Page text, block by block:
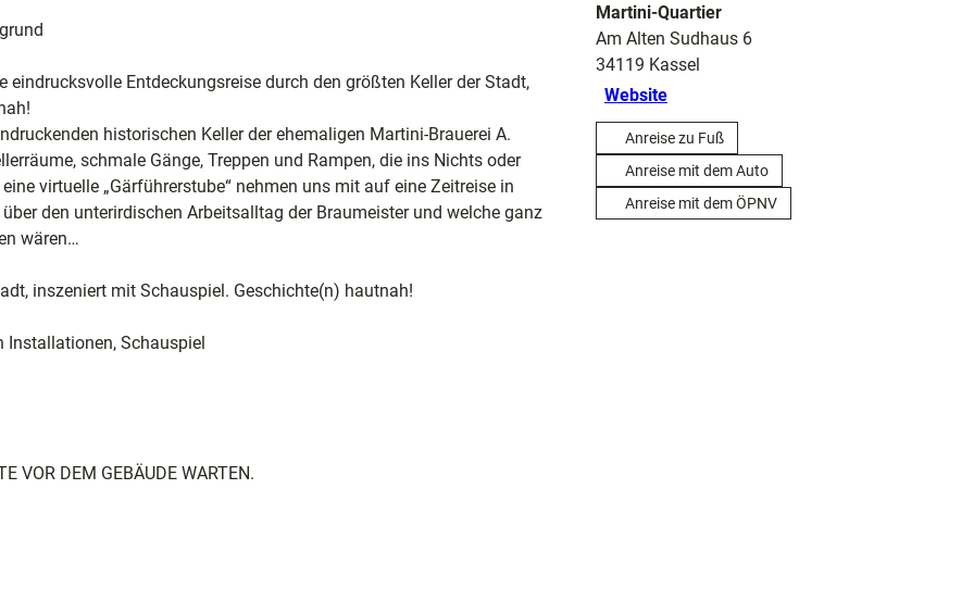
Entdeckungsreise durch den größten Keller der Stadt,
historischen Keller der ehemaligen Martini-Brauerei A.
schmale Gänge, Treppen und Rampen, die ins Nichts oder
virtuelle „Gärführerstube“ nehmen uns mit auf eine Zeitreise in
den unterirdischen Arbeitsalltag der Braumeister und welche ganz
wären…
inszeniert mit Schauspiel. Geschichte(n) hautnah!
Installationen, Schauspiel
VOR DEM GEBÄUDE WARTEN.
Martini-Quartier
Am Alten Sudhaus 6
34119 Kassel
Website
Anreise zu Fuß
Anreise mit dem Auto
Anreise mit dem ÖPNV